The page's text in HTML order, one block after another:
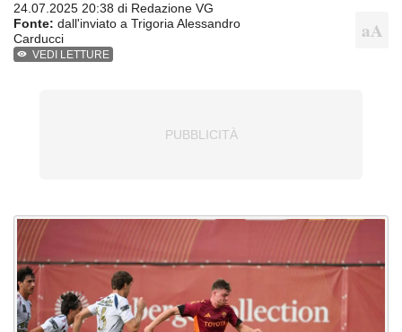
24.07.2025 20:38 di Redazione VG
Fonte: dall'inviato a Trigoria Alessandro
Carducci
VEDI LETTURE